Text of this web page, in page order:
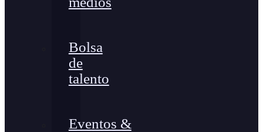
Bolsa
de
talento
Eventos &